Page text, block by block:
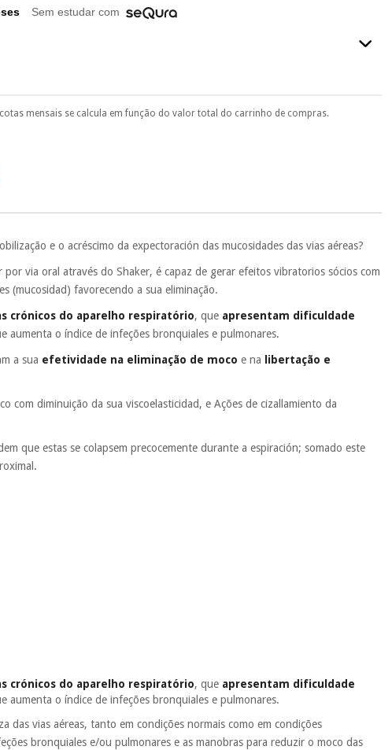
Sem estudar com
lo no final do processo de compra, ao escolher o método de pagamento.
para si
serão cobradas no mesmo dia de cada mês.
ou truques.
dados protegidos.Não vendemos os seus dados a terceiros nem o
para tentar vender-lhe um crédito pessoal.
mensais se calcula em função do valor total do carrinho de compras.
e o acréscimo da expectoración das mucosidades das vias aéreas?
via oral através do Shaker, é capaz de gerar efeitos vibratorios sócios com
(mucosidad) favorecendo a sua eliminação.
crónicos do aparelho respiratório, que apresentam dificuldade
o índice de infeções bronquiales e pulmonares.
a sua efetividade na eliminação de mocoe na
libertação e
com diminuição da sua viscoelasticidad, e Ações de cizallamiento da
que estas se colapsem precocemente durante a espiración; somado este
crónicos do aparelho respiratório, que apresentam dificuldade
o índice de infeções bronquiales e pulmonares.
vias aéreas, tanto em condições normais como em condições
bronquiales e/ou pulmonares e as manobras para reduzir o moco das